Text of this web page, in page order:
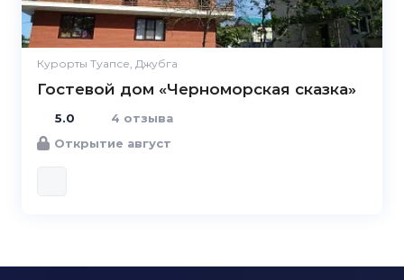
Курорты Туапсе, Джубга
Гостевой дом «Черноморская сказка»
5.0
4 отзыва
Открытие август